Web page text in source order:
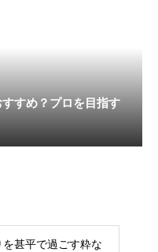
すめ？プロを目指す
甚平で過ごす粋な